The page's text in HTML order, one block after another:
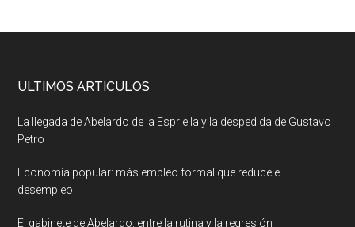
ULTIMOS ARTICULOS
La llegada de Abelardo de la Espriella y la despedida de Gustavo
Petro
Economía popular: más empleo formal que reduce el
desempleo
El gabinete de Abelardo: entre la rutina y la regresión